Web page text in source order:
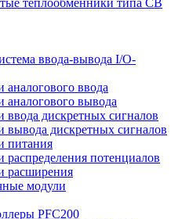
ввода-вывода I/O-
аналогового ввода
аналогового вывода
ввода дискретных сигналов
вывода дискретных сигналов
питания
распределения потенциалов
расширения
модули
PFC200